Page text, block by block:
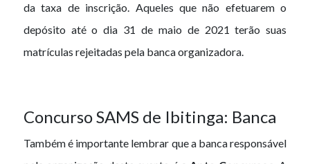
da taxa de inscrição. Aqueles que não efetuarem o
depósito até o dia 31 de maio de 2021 terão suas
matrículas rejeitadas pela banca organizadora.
Concurso SAMS de Ibitinga: Banca
Também é importante lembrar que a banca responsável